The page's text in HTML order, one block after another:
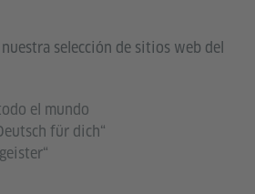
selección de sitios web del
el mundo
für dich“